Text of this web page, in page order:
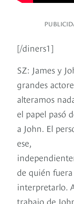
[/diners1]
SZ: James y
grandes
alteramos
el papel pasó
a John. El
ese,
de quién fuera
interpretarlo.
trabajo de